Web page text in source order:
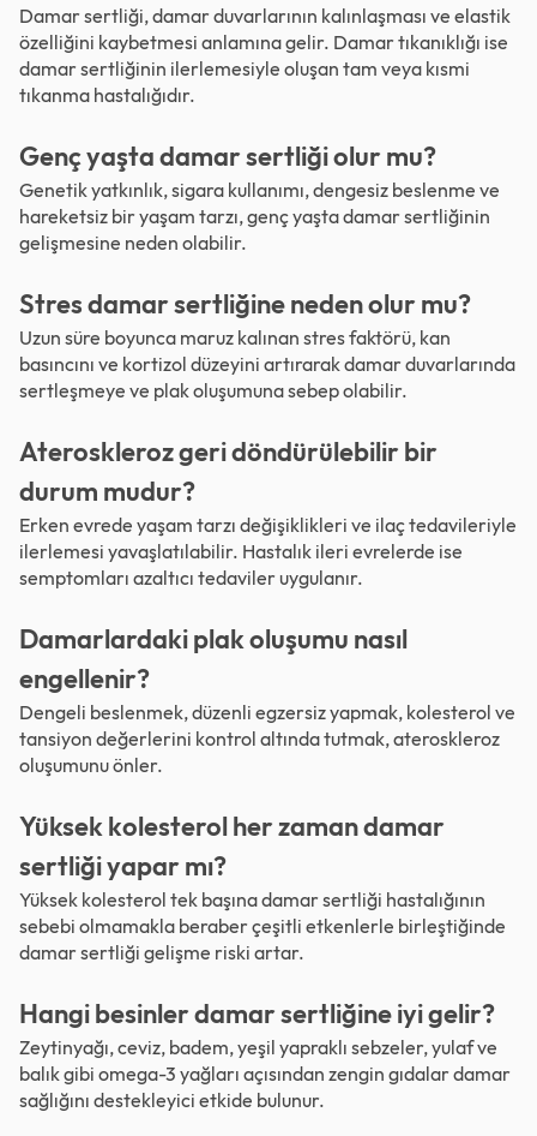
Damar sertliği, damar duvarlarının kalınlaşması ve elastik
özelliğini kaybetmesi anlamına gelir. Damar tıkanıklığı ise
damar sertliğinin ilerlemesiyle oluşan tam veya kısmi
tıkanma hastalığıdır.
Genç yaşta damar sertliği olur mu?
Genetik yatkınlık, sigara kullanımı, dengesiz beslenme ve
hareketsiz bir yaşam tarzı, genç yaşta damar sertliğinin
gelişmesine neden olabilir.
Stres damar sertliğine neden olur mu?
Uzun süre boyunca maruz kalınan stres faktörü, kan
basıncını ve kortizol düzeyini artırarak damar duvarlarında
sertleşmeye ve plak oluşumuna sebep olabilir.
Ateroskleroz geri döndürülebilir bir
durum mudur?
Erken evrede yaşam tarzı değişiklikleri ve ilaç tedavileriyle
ilerlemesi yavaşlatılabilir. Hastalık ileri evrelerde ise
semptomları azaltıcı tedaviler uygulanır.
Damarlardaki plak oluşumu nasıl
engellenir?
Dengeli beslenmek, düzenli egzersiz yapmak, kolesterol ve
tansiyon değerlerini kontrol altında tutmak, ateroskleroz
oluşumunu önler.
Yüksek kolesterol her zaman damar
sertliği yapar mı?
Yüksek kolesterol tek başına damar sertliği hastalığının
sebebi olmamakla beraber çeşitli etkenlerle birleştiğinde
damar sertliği gelişme riski artar.
Hangi besinler damar sertliğine iyi gelir?
Zeytinyağı, ceviz, badem, yeşil yapraklı sebzeler, yulaf ve
balık gibi omega-3 yağları açısından zengin gıdalar damar
sağlığını destekleyici etkide bulunur.